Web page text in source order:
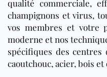
qualité commerciale,
champignons et virus,
vos membres et votre
moderne et nos
spécifiques des
caoutchouc, acier, bois